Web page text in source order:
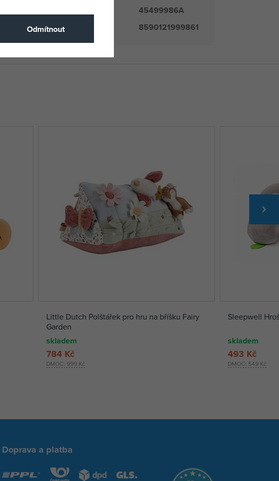
45499986A
EAN 8590121999861
Little Dutch Polštářek pro hru na bříšku Fairy
Garden
skladem
DMOC: 999 Kč
784 Kč
Sleepwell
skladem
DMOC: 549 Kč
493 Kč
Doprava a platba
Odmítnout